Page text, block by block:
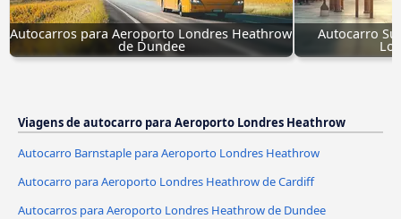
Autocarros para Aeroporto Londres Heathrow
de Dundee
Autocarro
Viagens de autocarro para Aeroporto Londres Heathrow
Autocarro Barnstaple para Aeroporto Londres Heathrow
Autocarro para Aeroporto Londres Heathrow de Cardiff
Autocarros para Aeroporto Londres Heathrow de Dundee